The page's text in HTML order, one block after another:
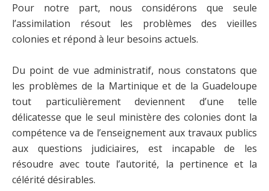
Pour notre part, nous considérons que seule
l’assimilation résout les problèmes des vieilles
colonies et répond à leur besoins actuels.
Du point de vue administratif, nous constatons que
les problèmes de la Martinique et de la Guadeloupe
tout particulièrement deviennent d’une telle
délicatesse que le seul ministère des colonies dont la
compétence va de l’enseignement aux travaux publics
aux questions judiciaires, est incapable de les
résoudre avec toute l’autorité, la pertinence et la
célérité désirables.